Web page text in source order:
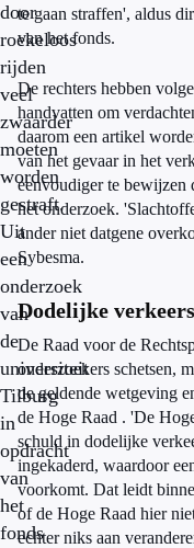
door
roekeloos
rijden
veel
zwaarder
moeten
worden
gestraft.
Uit
een
onderzoek
van
de
universiteit
Tilburg
in
opdracht
van
het
fonds
te gaan straffen', aldus
van het fonds.
De rechters hebben
handvatten om
daarom een artikel
van het gevaar in het
eenvoudiger te bewijzen
het onderzoek.
ander niet datgene
Sybesma.
Dodelijke
De Raad voor de
onderzoekers schetsen,
de geldende wetgeving
de Hoge Raad . 'De
schuld in dodelijke
ingekaderd, waardoor
voorkomt. Dat leidt
of de Hoge Raad hier
echter niks aan